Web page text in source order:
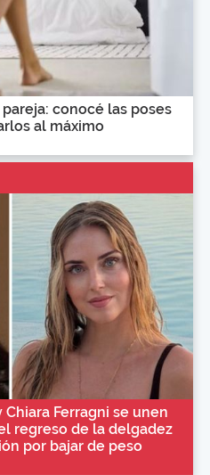
conocé las poses
al máximo
Ferragni se unen
regreso de la delgadez
por bajar de peso